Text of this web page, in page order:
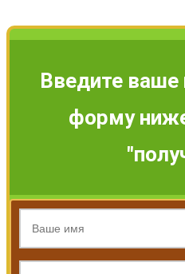
Введите ваше
форму